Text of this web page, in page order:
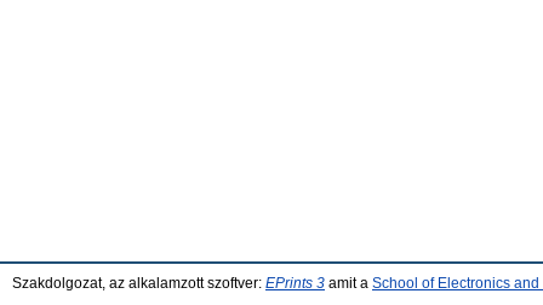
Szakdolgozat, az alkalamzott szoftver: EPrints 3 amit a School of Electronics